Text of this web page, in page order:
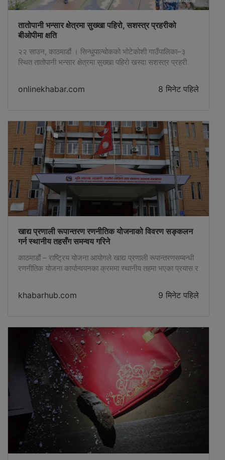
तातोपानी भन्सार क्षेत्रमा सुख्खा पहिरो, सशस्त्र प्रहरीको
बीओपीमा क्षति
२२ साउन, काठमाडौं । सिन्धुपाल्चोकको भोटेकोशी गाउँपालिका–३
स्थित तातोपानी भन्सार क्षेत्रमा सुख्खा पहिरो खस्दा सशस्त्र प्रहरी
नभएको सशस्त्र प्रहरीले जनाएको छ । सशस्त्र प्रहरीका …
onlinekhabar.com 8 मिनेट पहिले
खाद्य प्रणाली रूपान्तरण रणनीतिक योजनाको विवरण सङ्कलन
गर्न स्थानीय तहसँग समन्वय गरिने
काठमाडौं – राष्ट्रिय योजना आयोगले खाद्य प्रणाली रूपान्तरणसम्बन्धी
रणनीतिक योजना कार्यान्वयनका क्रममा स्थानीय तहमा भएका प्रयास र
छ। यसका लागि भूमि व्यवस्था, सहकारी तथा गरिबी निवारण मन्त्रालय
र सङ्घीय मामिला तथा सामान्य प्रशासन मन्त्रालयमार्फत सबै स्थानीय
khabarhub.com 9 मिनेट पहिले